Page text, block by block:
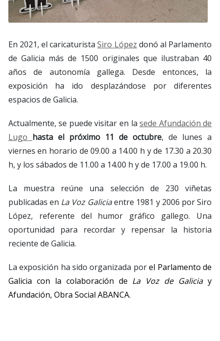
En 2021, el caricaturistaSiro López donó al Parlamento
de Galicia más de 1500 originales que ilustraban 40
años de autonomía gallega. Desde entonces, la
exposición ha ido desplazándose por diferentes
espacios de Galicia.
Actualmente, se puede visitar en lasede Afundación de
Lugo hasta el próximo 11 de octubre, de lunes a
viernes en horario de 09.00 a 14.00 h y de 17.30 a 20.30
h, y los sábados de 11.00 a 14.00 h y de 17.00 a 19.00 h.
La muestra reúne una selección de 230 viñetas
publicadas en La Voz Galiciaentre 1981 y 2006 por Siro
López, referente del humor gráfico gallego. Una
oportunidad para recordar y repensar la historia
reciente de Galicia.
La exposición ha sido organizada porel Parlamento de
Galicia con la colaboración de La Voz de Galiciay
Afundación, Obra Social ABANCA.